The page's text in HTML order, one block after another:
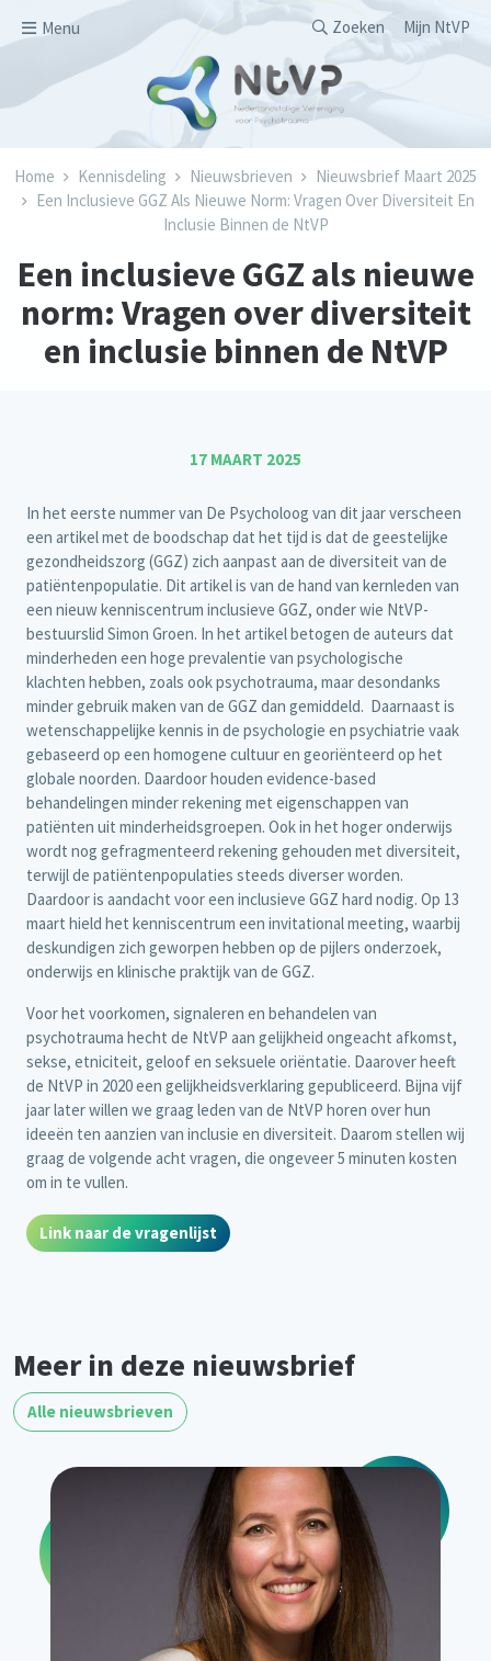
Menu
Secondary
Zoeken Mijn NtVP
Kruimelpad
Home Kennisdeling Nieuwsbrieven
Nieuwsbrief Maart 2025
Een Inclusieve GGZ Als Nieuwe Norm: Vragen Over Diversiteit En
Inclusie Binnen de NtVP
Een inclusieve GGZ als nieuwe
norm: Vragen over diversiteit
en inclusie binnen de NtVP
17 MAART 2025
In het eerste nummer van De Psycholoog van dit jaar verscheen
een artikel met de boodschap dat het tijd is dat de geestelijke
gezondheidszorg (GGZ) zich aanpast aan de diversiteit van de
patiëntenpopulatie. Dit artikel is van de hand van kernleden van
een nieuw kenniscentrum inclusieve GGZ, onder wie NtVP-
bestuurslid Simon Groen. In het artikel betogen de auteurs dat
minderheden een hoge prevalentie van psychologische
klachten hebben, zoals ook psychotrauma, maar desondanks
minder gebruik maken van de GGZ dan gemiddeld. Daarnaast is
wetenschappelijke kennis in de psychologie en psychiatrie vaak
gebaseerd op een homogene cultuur en georiënteerd op het
globale noorden. Daardoor houden evidence-based
behandelingen minder rekening met eigenschappen van
patiënten uit minderheidsgroepen. Ook in het hoger onderwijs
wordt nog gefragmenteerd rekening gehouden met diversiteit,
terwijl de patiëntenpopulaties steeds diverser worden.
Daardoor is aandacht voor een inclusieve GGZ hard nodig. Op 13
maart hield het kenniscentrum een invitational meeting, waarbij
deskundigen zich geworpen hebben op de pijlers onderzoek,
onderwijs en klinische praktijk van de GGZ.
Voor het voorkomen, signaleren en behandelen van
psychotrauma hecht de NtVP aan gelijkheid ongeacht afkomst,
sekse, etniciteit, geloof en seksuele oriëntatie. Daarover heeft
de NtVP in 2020 een gelijkheidsverklaring gepubliceerd. Bijna vijf
jaar later willen we graag leden van de NtVP horen over hun
ideeën ten aanzien van inclusie en diversiteit. Daarom stellen wij
graag de volgende acht vragen, die ongeveer 5 minuten kosten
om in te vullen.
Link naar de vragenlijst
Meer in deze nieuwsbrief
Alle nieuwsbrieven